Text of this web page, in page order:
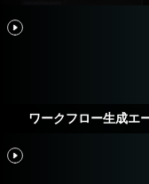
ワークフロー生成エ